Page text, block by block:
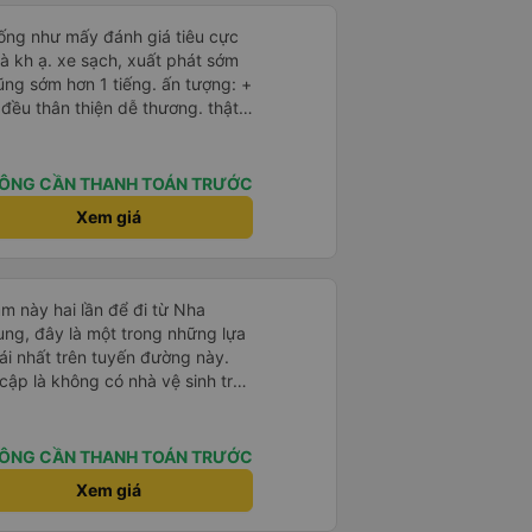
như mấy đánh giá tiêu cực
kh ạ. xe sạch, xuất phát sớm
sớm hơn 1 tiếng. ấn tượng: +
nhưng cá nhân mình cảm
an sương, xe dừng đúng 3 lần
và sẽ có lần sau nếu có dịp,
CẦN THANH TOÁN TRƯỚC
Xem giá
này hai lần để đi từ Nha
đây là một trong những lựa
nhất trên tuyến đường này.
là không có nhà vệ sinh trên
trên một hành trình dài
Chuyến đi gần đây nhất của tôi
bị chậm khoảng một tiếng,
cho tôi, nên tôi không
CẦN THANH TOÁN TRƯỚC
Xem giá